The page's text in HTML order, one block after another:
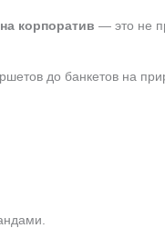
корпоратив — это не
до банкетов на